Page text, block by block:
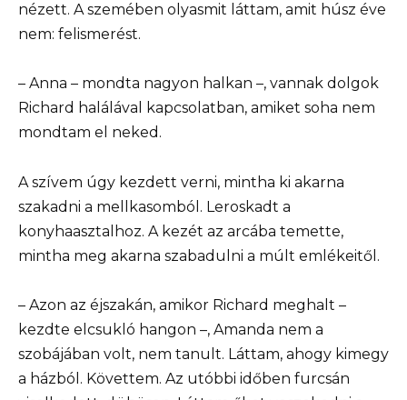
nézett. A szemében olyasmit láttam, amit húsz éve
nem: felismerést.
– Anna – mondta nagyon halkan –, vannak dolgok
Richard halálával kapcsolatban, amiket soha nem
mondtam el neked.
A szívem úgy kezdett verni, mintha ki akarna
szakadni a mellkasomból. Leroskadt a
konyhaasztalhoz. A kezét az arcába temette,
mintha meg akarna szabadulni a múlt emlékeitől.
– Azon az éjszakán, amikor Richard meghalt –
kezdte elcsukló hangon –, Amanda nem a
szobájában volt, nem tanult. Láttam, ahogy kimegy
a házból. Követtem. Az utóbbi időben furcsán